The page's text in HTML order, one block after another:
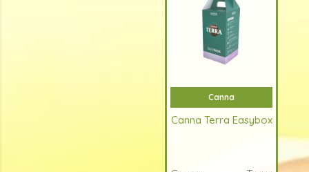
Canna
Canna Terra Easybox